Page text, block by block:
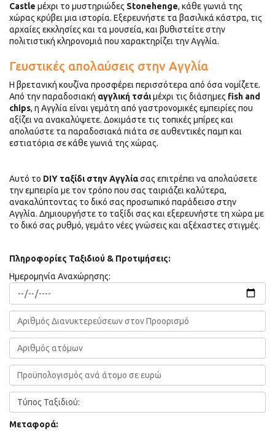
Castle μέχρι το μυστηριώδες Stonehenge, κάθε γωνιά της
χώρας κρύβει μια ιστορία. Εξερευνήστε τα βασιλικά κάστρα, τις
αρχαίες εκκλησίες και τα μουσεία, και βυθιστείτε στην
πολιτιστική κληρονομιά που χαρακτηρίζει την Αγγλία.
Γευστικές απολαύσεις στην Αγγλία
Η βρετανική κουζίνα προσφέρει περισσότερα από όσα νομίζετε.
Από την παραδοσιακή αγγλική τσάιμέχρι τις διάσημες fish and
chips, η Αγγλία είναι γεμάτη από γαστρονομικές εμπειρίες που
αξίζει να ανακαλύψετε. Δοκιμάστε τις τοπικές μπίρες και
απολαύστε τα παραδοσιακά πιάτα σε αυθεντικές παμπ και
εστιατόρια σε κάθε γωνιά της χώρας.
Αυτό το DIY ταξίδι στην Αγγλίασας επιτρέπει να απολαύσετε
την εμπειρία με τον τρόπο που σας ταιριάζει καλύτερα,
ανακαλύπτοντας το δικό σας προσωπικό παράδεισο στην
Αγγλία. Δημιουργήστε το ταξίδι σας και εξερευνήστε τη χώρα με
το δικό σας ρυθμό, γεμάτο νέες γνώσεις και αξέχαστες στιγμές.
Πληροφορίες Ταξιδιού & Προτιμήσεις:
Ημερομηνία Αναχώρησης:
Μεταφορά: